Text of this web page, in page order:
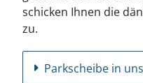
schicken Ihnen die
zu.
Parkscheibe in